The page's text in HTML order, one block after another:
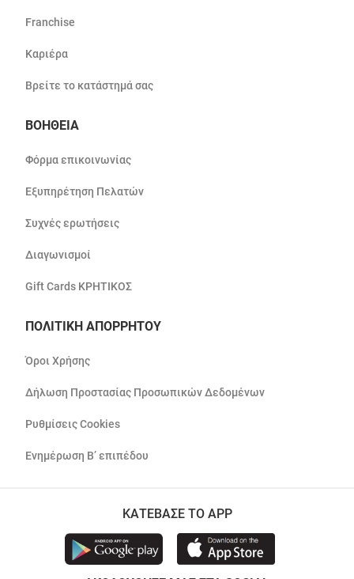
Franchise
Καριέρα
Βρείτε το κατάστημά σας
ΒΟΗΘΕΙΑ
Φόρμα επικοινωνίας
Εξυπηρέτηση Πελατών
Συχνές ερωτήσεις
Διαγωνισμοί
Gift Cards ΚΡΗΤΙΚΟΣ
ΠΟΛΙΤΙΚΗ ΑΠΟΡΡΗΤΟΥ
Όροι Χρήσης
Δήλωση Προστασίας Προσωπικών Δεδομένων
Ρυθμίσεις Cookies
Ενημέρωση Β’ επιπέδου
ΚΑΤΕΒΑΣΕ ΤΟ APP